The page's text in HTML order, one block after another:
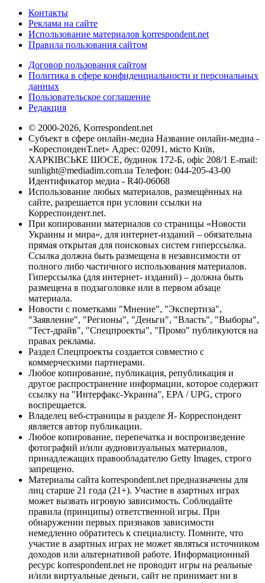
Контакты
Реклама на сайте
Использование материалов korrespondent.net
Правила пользования сайтом
Договор пользования сайтом
Политика в сфере конфиденциальности и персональных
данных
Пользовательское соглашение
Редакция
© 2000-2026, Korrespondent.net
Субъект в сфере онлайн-медиа Название онлайн-медиа -
«КореспонденТ.net» Адрес: 02091, місто Київ,
ХАРКІВСЬКЕ ШОСЕ, будинок 172-Б, офіс 208/1 E-mail:
sunlight@mediadim.com.ua Телефон: 044-205-43-00
Идентификатор медиа - R40-06068
Использование любых материалов, размещённых на
сайте, разрешается при условии ссылки на
Корреспондент.net.
При копировании материалов со страницы «Новости
Украины и мира», для интернет-изданий – обязательна
прямая открытая для поисковых систем гиперссылка.
Ссылка должна быть размещена в независимости от
полного либо частичного использования материалов.
Гиперссылка (для интернет- изданий) – должна быть
размещена в подзаголовке или в первом абзаце
материала.
Новости с пометками "Мнение", "Экспертиза",
"Заявление", "Регионы", "Деньги", "Власть", "Выборы",
"Тест-драйв", "Спецпроекты", "Промо" публикуются на
правах рекламы.
Раздел Спецпроекты создается совместно с
коммерческими партнерами.
Любое копирование, публикация, републикация и
другое распространение информации, которое содержит
ссылку на "Интерфакс-Украина", EPA / UPG, строго
воспрещается.
Владелец веб-страницы в разделе Я- Корреспондент
является автор публикации.
Любое копирование, перепечатка и воспроизведение
фотографий и/или аудиовизуальных материалов,
принадлежащих правообладателю Getty Images, строго
запрещено.
Материалы сайта korrespondent.net предназначены для
лиц старше 21 года (21+). Участие в азартных играх
может вызвать игровую зависимость. Соблюдайте
правила (принципы) ответственной игры. При
обнаружении первых признаков зависимости
немедленно обратитесь к специалисту. Помните, что
участие в азартных играх не может являться источником
доходов или альтернативой работе. Информационный
ресурс korrespondent.net не проводит игры на реальные
и/или виртуальные деньги, сайт не принимает ни в